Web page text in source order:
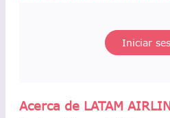
Iniciar
Acerca de LATAM